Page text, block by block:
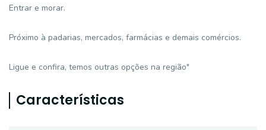
Entrar e morar.
Próximo à padarias, mercados, farmácias e demais comércios.
Ligue e confira, temos outras opções na região"
Características